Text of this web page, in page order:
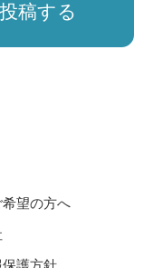
稿する
望の方へ
護方針